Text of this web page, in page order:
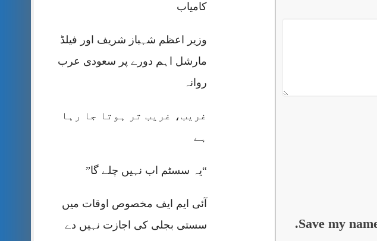
کامیاب
وزیر اعظم شہباز شریف اور فیلڈ
مارشل اہم دورے پر سعودی عرب
روانہ
غریب، غریب تر ہوتا جا رہا
ہے
“یہ سسٹم اب نہیں چلے گا”
آئی ایم ایف مخصوص اوقات میں
سستی بجلی کی اجازت نہیں دے
Save my